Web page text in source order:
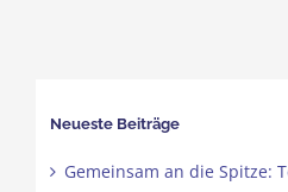
Neueste Beiträge
Gemeinsam an die Spitze: